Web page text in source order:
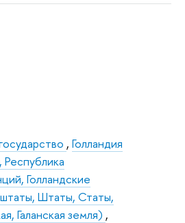
, Голландия
Голландские
Штаты, Статы,
Галанская земля) ,